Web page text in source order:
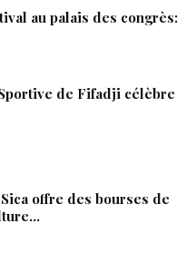
au palais des congrès:
de Fifadji célèbre
offre des bourses de